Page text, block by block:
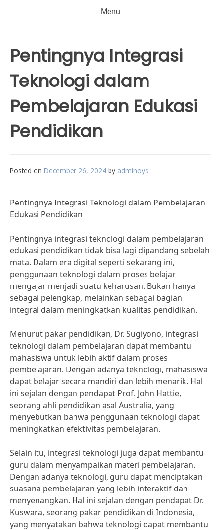
Menu
Pentingnya Integrasi
Teknologi dalam
Pembelajaran Edukasi
Pendidikan
Posted on December 26, 2024 by adminoys
Pentingnya Integrasi Teknologi dalam Pembelajaran
Edukasi Pendidikan
Pentingnya integrasi teknologi dalam pembelajaran
edukasi pendidikan tidak bisa lagi dipandang sebelah
mata. Dalam era digital seperti sekarang ini,
penggunaan teknologi dalam proses belajar
mengajar menjadi suatu keharusan. Bukan hanya
sebagai pelengkap, melainkan sebagai bagian
integral dalam meningkatkan kualitas pendidikan.
Menurut pakar pendidikan, Dr. Sugiyono, integrasi
teknologi dalam pembelajaran dapat membantu
mahasiswa untuk lebih aktif dalam proses
pembelajaran. Dengan adanya teknologi, mahasiswa
dapat belajar secara mandiri dan lebih menarik. Hal
ini sejalan dengan pendapat Prof. John Hattie,
seorang ahli pendidikan asal Australia, yang
menyebutkan bahwa penggunaan teknologi dapat
meningkatkan efektivitas pembelajaran.
Selain itu, integrasi teknologi juga dapat membantu
guru dalam menyampaikan materi pembelajaran.
Dengan adanya teknologi, guru dapat menciptakan
suasana pembelajaran yang lebih interaktif dan
menyenangkan. Hal ini sejalan dengan pendapat Dr.
Kuswara, seorang pakar pendidikan di Indonesia,
yang menyatakan bahwa teknologi dapat membantu